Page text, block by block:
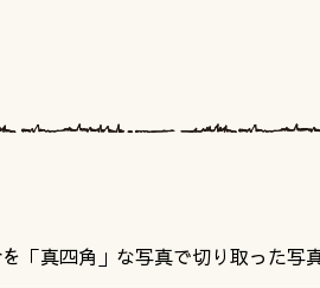
「真四角」な写真で切り取った写